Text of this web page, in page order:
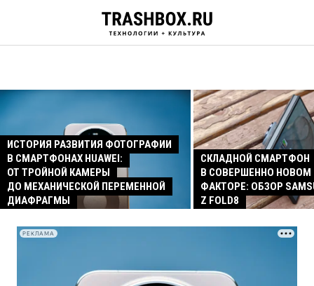
ИСТОРИЯ РАЗВИТИЯ ФОТОГРАФИИ
В СМАРТФОНАХ HUAWEI:
ОТ ТРОЙНОЙ КАМЕРЫ
ДО МЕХАНИЧЕСКОЙ ПЕРЕМЕННОЙ
ДИАФРАГМЫ
СКЛАДНОЙ СМАРТФОН
В СОВЕРШЕННО
ФАКТОРЕ: ОБЗОР
Z FOLD8
РЕКЛАМА